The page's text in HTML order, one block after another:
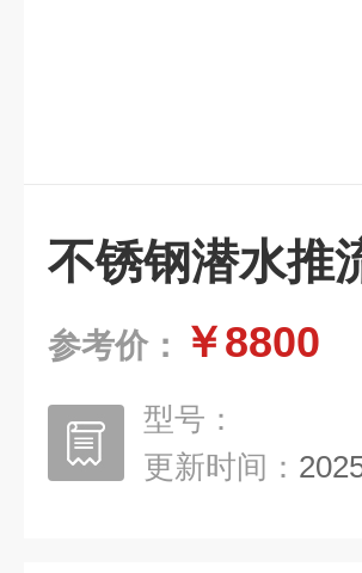
不锈钢潜水推
参考价： ￥8800
型号：
更新时间：